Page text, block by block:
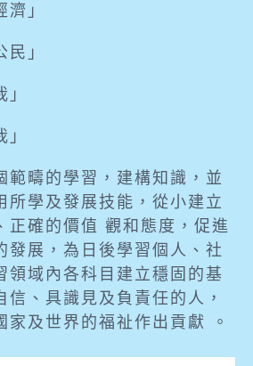
」
」
範疇的學習，建構知識，並
所學及發展技能，從小建立
正確的價值 觀和態度，促進
發展，為日後學習個人、社
領域內各科目建立穩固的基
信、具識見及負責任的人，
家及世界的福祉作出貢獻 。